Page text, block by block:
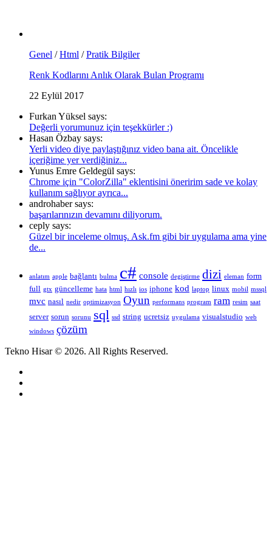
Genel /Html /Pratik Bilgiler
Renk Kodlarını Anlık Olarak Bulan Programı
22 Eylül 2017
Furkan Yüksel says:
Değerli yorumunuz için teşekkürler :)
Hasan Özbay says:
Yerli video diye paylaştığınız video bana ait. Öncelikle
içeriğime yer verdiğiniz...
Yunus Emre Geldegül says:
Chrome için "ColorZilla" eklentisini öneririm sade ve kolay
kullanım sağlıyor ayrıca...
androhaber says:
başarılarınızın devamını diliyorum.
ceply says:
Güzel bir inceleme olmuş. Ask.fm gibi bir uygulama ama yine
de...
anlatım apple bağlantı bulma c# console degiştirme dizi eleman form
full gtx güncelleme hata html hızlı ios iphone kod laptop linux mobil mssql
mvc nasıl nedir optimizasyon Oyun performans program ram resim saat
server sorun sorunu sql ssd string ucretsiz uygulama visualstudio web
windows çözüm
Tekno Hisar © 2026. All Rights Reserved.